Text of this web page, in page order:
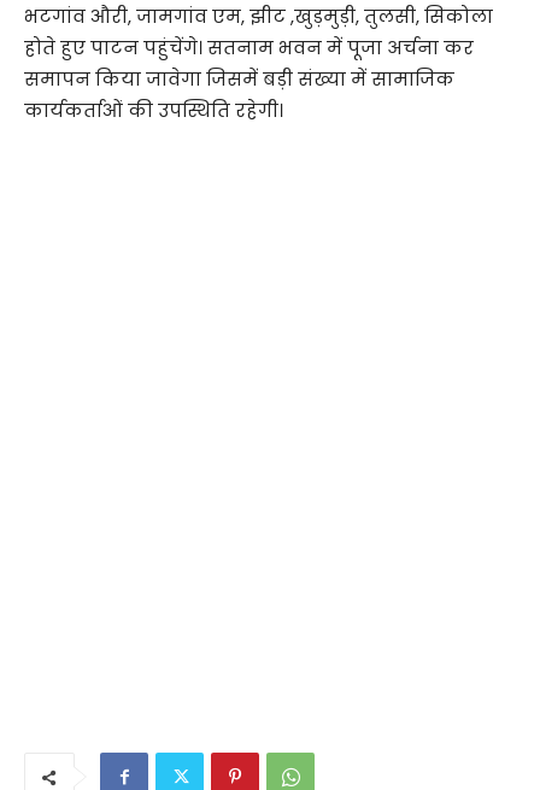
भटगांव औरी, जामगांव एम, झीट ,खुड़मुड़ी, तुलसी, सिकोला
होते हुए पाटन पहुंचेंगे। सतनाम भवन में पूजा अर्चना कर
समापन किया जावेगा जिसमें बड़ी संख्या में सामाजिक
कार्यकर्ताओं की उपस्थिति रहेगी।